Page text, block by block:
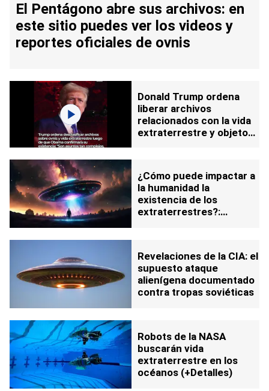
El Pentágono abre sus archivos: en
este sitio puedes ver los videos y
reportes oficiales de ovnis
Donald Trump ordena
liberar archivos
relacionados con la vida
extraterrestre y objetos
¿Cómo puede impactar a
la humanidad la
existencia de los
extraterrestres?:
Revelaciones de la CIA: el
supuesto ataque
alienígena documentado
contra tropas soviéticas
Robots de la NASA
buscarán vida
extraterrestre en los
océanos (+Detalles)